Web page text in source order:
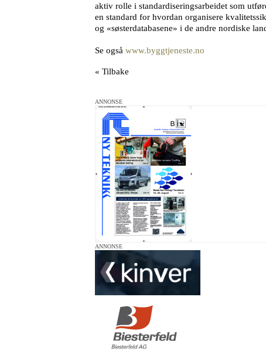
aktiv rolle i standardiseringsarbeidet som
en standard for hvordan organisere
og «søsterdatabasene» i de andre nordiske
Se også www.byggtjeneste.no
« Tilbake
ANNONSE
ANNONSE